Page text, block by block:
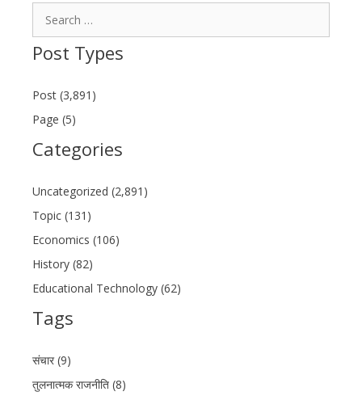
Post Types
Post (3,891)
Page (5)
Categories
Uncategorized (2,891)
Topic (131)
Economics (106)
History (82)
Educational Technology (62)
Tags
संचार (9)
तुलनात्मक राजनीति (8)